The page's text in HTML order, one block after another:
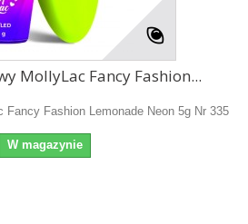
MollyLac Fancy Fashion...
Fancy Fashion Lemonade Neon 5g Nr 335
W magazynie